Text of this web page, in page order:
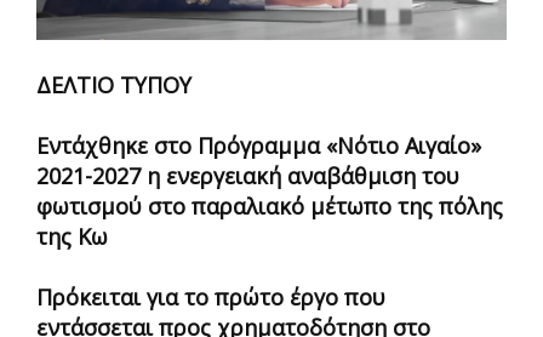
ΔΕΛΤΙΟ ΤΥΠΟΥ
Εντάχθηκε στο Πρόγραμμα «Νότιο Αιγαίο»
2021-2027 η ενεργειακή αναβάθμιση του
φωτισμού στο παραλιακό μέτωπο της πόλης
της Κω
Πρόκειται για το πρώτο έργο που
εντάσσεται προς χρηματοδότηση στο